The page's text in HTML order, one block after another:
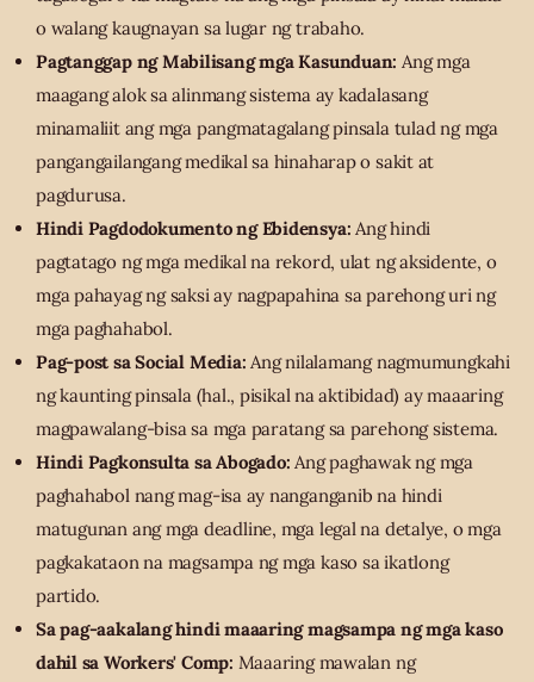
o walang kaugnayan sa lugar ng trabaho.
Pagtanggap ng Mabilisang mga Kasunduan: Ang mga
maagang alok sa alinmang sistema ay kadalasang
minamaliit ang mga pangmatagalang pinsala tulad ng mga
pangangailangang medikal sa hinaharap o sakit at
pagdurusa.
Hindi Pagdodokumento ng Ebidensya: Ang hindi
pagtatago ng mga medikal na rekord, ulat ng aksidente, o
mga pahayag ng saksi ay nagpapahina sa parehong uri ng
mga paghahabol.
Pag-post sa Social Media: Ang nilalamang nagmumungkahi
ng kaunting pinsala (hal., pisikal na aktibidad) ay maaaring
magpawalang-bisa sa mga paratang sa parehong sistema.
Hindi Pagkonsulta sa Abogado: Ang paghawak ng mga
paghahabol nang mag-isa ay nanganganib na hindi
matugunan ang mga deadline, mga legal na detalye, o mga
pagkakataon na magsampa ng mga kaso sa ikatlong
partido.
Sa pag-aakalang hindi maaaring magsampa ng mga kaso
dahil sa Workers' Comp: Maaaring mawalan ng